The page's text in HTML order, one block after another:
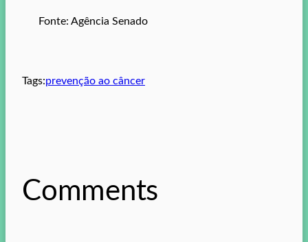
Fonte: Agência Senado
Tags:prevenção ao câncer
Comments